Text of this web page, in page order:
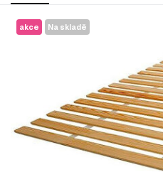
akce Na skladě